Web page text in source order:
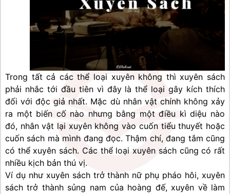
Trong tất cả các thể loại xuyên không thì xuyên sách
phải nhắc tới đầu tiên vì đây là thể loại gây kích thích
đối với độc giả nhất. Mặc dù nhân vật chính không xảy
ra một biến cố nào nhưng bằng một điều kì diệu nào
đó, nhân vật lại xuyên không vào cuốn tiểu thuyết hoặc
cuốn sách mà mình đang đọc. Thậm chí, đang tắm cũng
có thể xuyên sách. Các thể loại xuyên sách cũng có rất
nhiều kịch bản thú vị.
Ví dụ như xuyên sách trở thành nữ phụ pháo hôi, xuyên
sách trở thành sủng nam của hoàng đế, xuyên về làm